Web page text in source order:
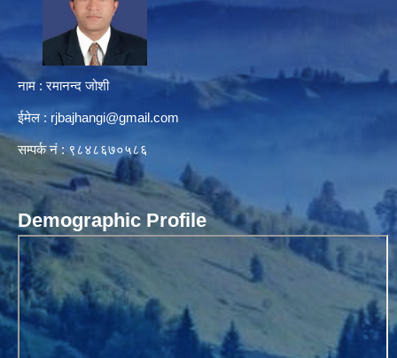
नाम : रमानन्द जोशी
ईमेल : rjbajhangi@gmail.com
सम्पर्क नं : ९८४८६७०५८६
Demographic Profile